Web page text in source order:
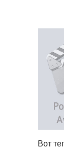
Вот